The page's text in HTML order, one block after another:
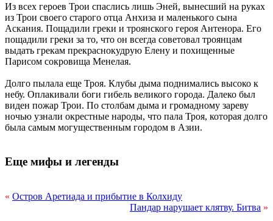
Из всех героев Трои спаслись лишь Эней, вынесший на руках
из Трои своего старого отца Анхиза и маленького сына
Аскания. Пощадили греки и троянского героя Антенора. Его
пощадили греки за то, что он всегда советовал троянцам
выдать грекам прекраснокудрую Елену и похищенные
Парисом сокровища Менелая.
Долго пылала еще Троя. Клубы дыма поднимались высоко к
небу. Оплакивали боги гибель великого города. Далеко был
виден пожар Трои. По столбам дыма и громадному зареву
ночью узнали окрестные народы, что пала Троя, которая долго
была самым могущественным городом в Азии.
Еще мифы и легенды
« Остров Аретиада и прибытие в Колхиду
Пандар нарушает клятву. Битва »